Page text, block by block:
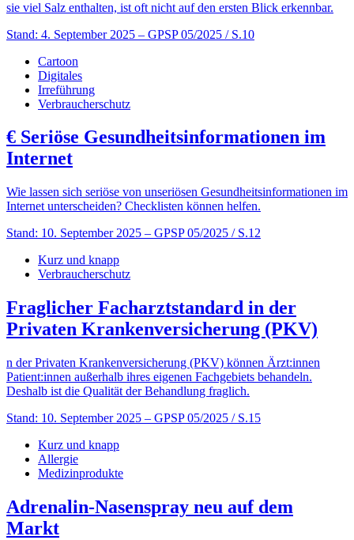
sie viel Salz enthalten, ist oft nicht auf den ersten Blick erkennbar.
Stand: 4. September 2025 – GPSP 05/2025 / S.10
Cartoon
Digitales
Irreführung
Verbraucherschutz
€ Seriöse Gesundheitsinformationen im
Internet
Wie lassen sich seriöse von unseriösen Gesundheitsinformationen im
Internet unterscheiden? Checklisten können helfen.
Stand: 10. September 2025 – GPSP 05/2025 / S.12
Kurz und knapp
Verbraucherschutz
Fraglicher Facharztstandard in der
Privaten Krankenversicherung (PKV)
n der Privaten Krankenversicherung (PKV) können Ärzt:innen
Patient:innen außerhalb ihres eigenen Fachgebiets behandeln.
Deshalb ist die Qualität der Behandlung fraglich.
Stand: 10. September 2025 – GPSP 05/2025 / S.15
Kurz und knapp
Allergie
Medizinprodukte
Adrenalin-Nasenspray neu auf dem
Markt